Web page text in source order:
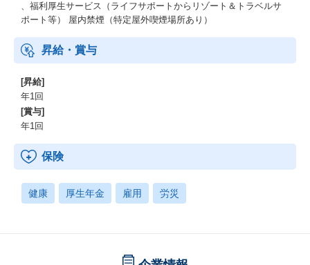
、福利厚生サービス（ライフサポートからリゾート＆トラベルサ
ポート等） 屋内禁煙（特定屋外喫煙場所あり）
昇給・賞与
[昇給]
年1回
[賞与]
年1回
保険
健康 厚生年金 雇用 労災